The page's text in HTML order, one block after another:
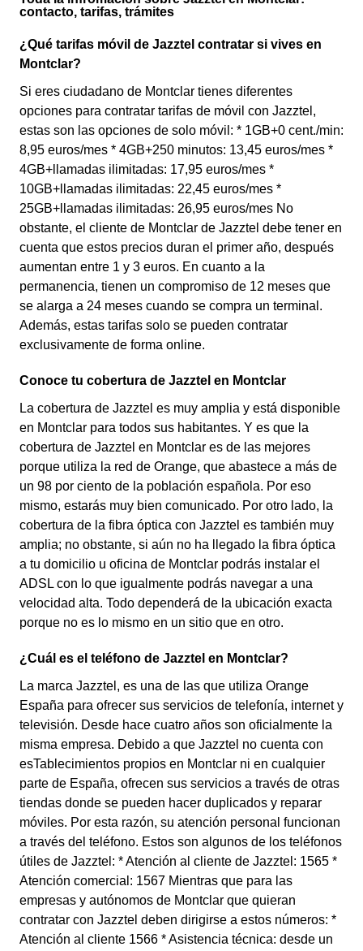
contacto, tarifas, trámites
¿Qué tarifas móvil de Jazztel contratar si vives en
Montclar?
Si eres ciudadano de Montclar tienes diferentes
opciones para contratar tarifas de móvil con Jazztel,
estas son las opciones de solo móvil: * 1GB+0 cent./min:
8,95 euros/mes * 4GB+250 minutos: 13,45 euros/mes *
4GB+llamadas ilimitadas: 17,95 euros/mes *
10GB+llamadas ilimitadas: 22,45 euros/mes *
25GB+llamadas ilimitadas: 26,95 euros/mes No
obstante, el cliente de Montclar de Jazztel debe tener en
cuenta que estos precios duran el primer año, después
aumentan entre 1 y 3 euros. En cuanto a la
permanencia, tienen un compromiso de 12 meses que
se alarga a 24 meses cuando se compra un terminal.
Además, estas tarifas solo se pueden contratar
exclusivamente de forma online.
Conoce tu cobertura de Jazztel en Montclar
La cobertura de Jazztel es muy amplia y está disponible
en Montclar para todos sus habitantes. Y es que la
cobertura de Jazztel en Montclar es de las mejores
porque utiliza la red de Orange, que abastece a más de
un 98 por ciento de la población española. Por eso
mismo, estarás muy bien comunicado. Por otro lado, la
cobertura de la fibra óptica con Jazztel es también muy
amplia; no obstante, si aún no ha llegado la fibra óptica
a tu domicilio u oficina de Montclar podrás instalar el
ADSL con lo que igualmente podrás navegar a una
velocidad alta. Todo dependerá de la ubicación exacta
porque no es lo mismo en un sitio que en otro.
¿Cuál es el teléfono de Jazztel en Montclar?
La marca Jazztel, es una de las que utiliza Orange
España para ofrecer sus servicios de telefonía, internet y
televisión. Desde hace cuatro años son oficialmente la
misma empresa. Debido a que Jazztel no cuenta con
esTablecimientos propios en Montclar ni en cualquier
parte de España, ofrecen sus servicios a través de otras
tiendas donde se pueden hacer duplicados y reparar
móviles. Por esta razón, su atención personal funcionan
a través del teléfono. Estos son algunos de los teléfonos
útiles de Jazztel: * Atención al cliente de Jazztel: 1565 *
Atención comercial: 1567 Mientras que para las
empresas y autónomos de Montclar que quieran
contratar con Jazztel deben dirigirse a estos números: *
Atención al cliente 1566 * Asistencia técnica: desde un